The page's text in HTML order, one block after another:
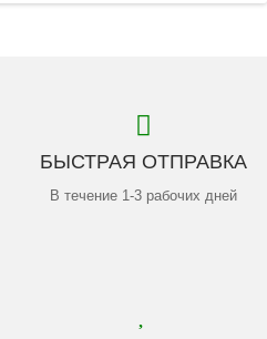
БЫСТРАЯ ОТПРАВКА
В течение 1-3 рабочих дней